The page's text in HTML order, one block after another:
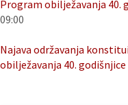
Program obilježavanja 40.
09:00
Najava održavanja
obilježavanja 40. godišnjice